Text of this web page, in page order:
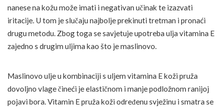
nanese na kožu može imati i negativan učinak te izazvati
iritacije. U tom je slučaju najbolje prekinuti tretman i pronaći
drugu metodu. Zbog toga se savjetuje upotreba ulja vitamina E
zajedno s drugim uljima kao što je maslinovo.
Maslinovo ulje u kombinaciji s uljem vitamina E koži pruža
dovoljno vlage čineći je elastičnom i manje podložnom ranijoj
pojavi bora. Vitamin E pruža koži određenu svježinu i smatra se